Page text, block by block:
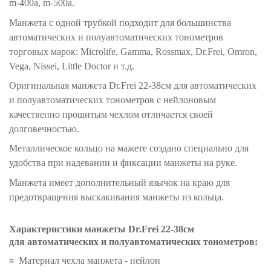
m-400a, m-500a.
Манжета с одной трубкой подходит для большинства
автоматических и полуавтоматических тонометров
торговых марок: Microlife, Gamma, Rossmax, Dr.Frei, Omron,
Vega, Nissei, Little Doctor и т.д.
Оригинальная манжета Dr.Frei 22-38см для автоматических
и полуавтоматических тонометров с нейлоновым
качественно прошитым чехлом отличается своей
долговечностью.
Металлическое кольцо на мажете создано специально для
удобства при надевании и фиксации манжеты на руке.
Манжета имеет дополнительный язычок на краю для
предотвращения выскакивания манжеты из кольца.
Характеристики манжеты Dr.Frei 22-38см
для автоматических и полуавтоматических тонометров:
¤ Материал чехла манжета - нейлон